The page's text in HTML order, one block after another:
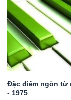
Đặc điểm ngôn từ
- 1975